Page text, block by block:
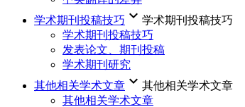
学术期刊投稿技巧 keyboard_arrow_down 学术期刊投稿技巧
学术期刊投稿技巧
发表论文、期刊投稿
学术期刊研究
其他相关学术文章 keyboard_arrow_down 其他相关学术文章
其他相关学术文章